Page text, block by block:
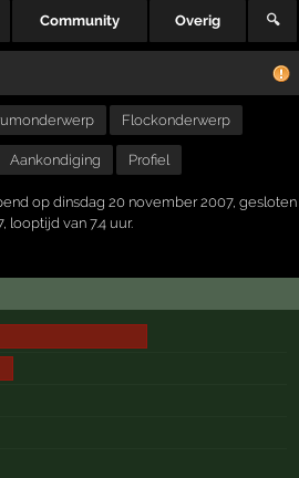
Community Overig 🔍
Flockonderwerp
Aankondiging Profiel
op dinsdag 20 november 2007, gesloten
looptijd van 7.4 uur.